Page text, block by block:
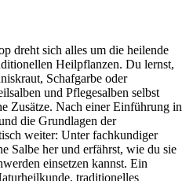
dreht sich alles um die heilende
Heilpflanzen. Du lernst,
Schafgarbe oder
und Pflegesalben selbst
Zusätze. Nach einer Einführung in
die Grundlagen der
weiter: Unter fachkundiger
Salbe her und erfährst, wie du sie
einsetzen kannst. Ein
traditionelles